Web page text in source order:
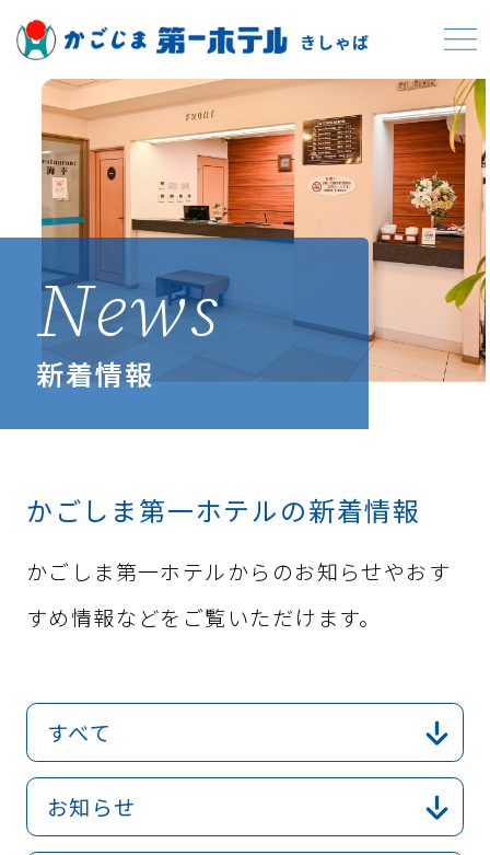
News
新着情報
かごしま第一ホテルの新着情報
かごしま第一ホテルからのお知らせやおす
すめ情報などをご覧いただけます。
すべて
お知らせ